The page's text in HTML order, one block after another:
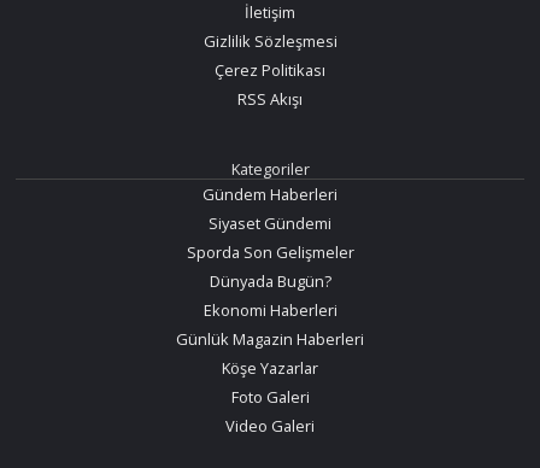
İletişim
Gizlilik Sözleşmesi
Çerez Politikası
RSS Akışı
Kategoriler
Gündem Haberleri
Siyaset Gündemi
Sporda Son Gelişmeler
Dünyada Bugün?
Ekonomi Haberleri
Günlük Magazin Haberleri
Köşe Yazarlar
Foto Galeri
Video Galeri